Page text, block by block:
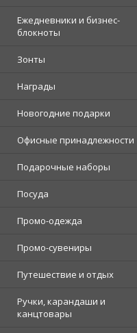
Ежедневники и бизнес-
блокноты
Зонты
Награды
Новогодние подарки
Офисные принадлежности
Подарочные наборы
Посуда
Промо-одежда
Промо-сувениры
Путешествие и отдых
Ручки, карандаши и
канцтовары